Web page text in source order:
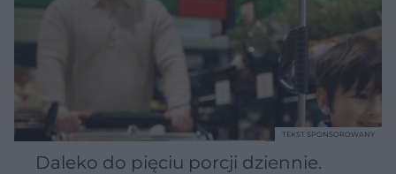
Daleko do pięciu porcji dziennie.
TEKST SPONSOROWANY